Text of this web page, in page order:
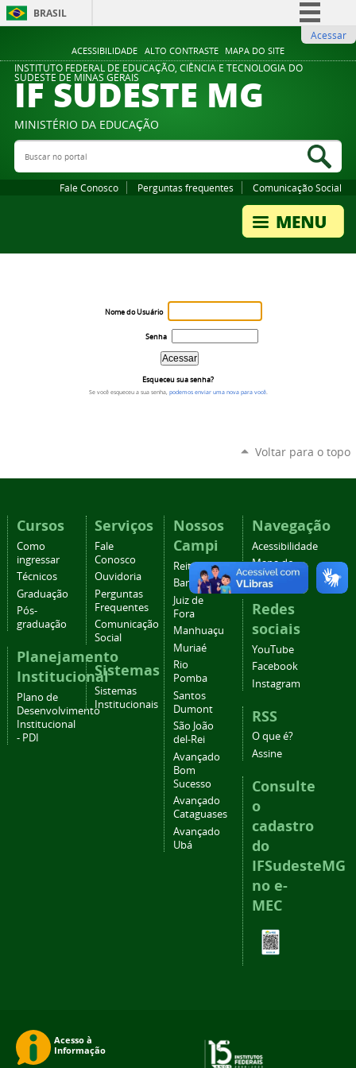
ACESSIBILIDADE ALTO CONTRASTE MAPA DO SITE
BRASIL
Comunica BR
Participe
Legislação
Acessar
INSTITUTO FEDERAL DE EDUCAÇÃO, CIÊNCIA E TECNOLOGIA DO
SUDESTE DE MINAS GERAIS
IF SUDESTE MG
MINISTÉRIO DA EDUCAÇÃO
Buscar no portal
Fale Conosco Perguntas frequentes Comunicação Social
Nome do Usuário
Senha
Esqueceu sua senha?
Se você esqueceu a sua senha, podemos enviar uma nova para você.
Voltar para o topo
Cursos
Como
ingressar
Técnicos
Graduação
Pós-
graduação
Planejamento
Institucional
Plano de
Desenvolvimento
Institucional
- PDI
Serviços
Fale
Conosco
Ouvidoria
Perguntas
Frequentes
Comunicação
Social
Sistemas
Sistemas
Institucionais
Nossos
Campi
Reitoria
Barbacena
Juiz de
Fora
Manhuaçu
Muriaé
Rio
Pomba
Santos
Dumont
São João
del-Rei
Avançado
Bom
Sucesso
Avançado
Cataguases
Avançado
Ubá
Navegação
Acessibilidade
Mapa do
site
Redes
sociais
YouTube
Facebook
Instagram
RSS
O que é?
Assine
Consulte
o
cadastro
do
IFSudesteMG
no e-
MEC